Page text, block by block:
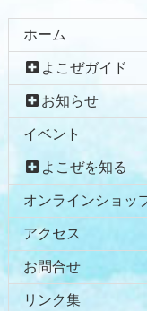
ホーム
よこぜガイド
お知らせ
イベント
よこぜを知る
オンラインショッ
アクセス
お問合せ
リンク集